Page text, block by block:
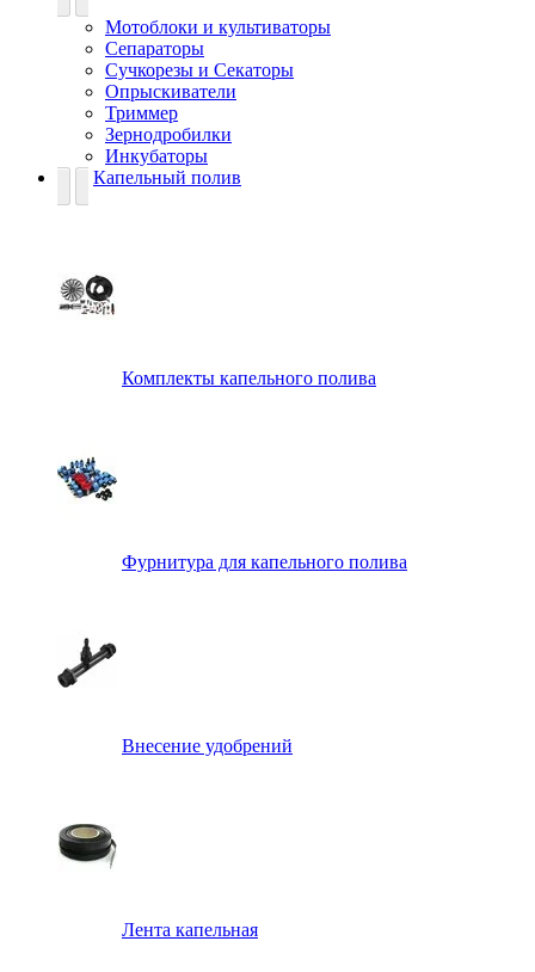
Мотоблоки и культиваторы
Сепараторы
Сучкорезы и Секаторы
Опрыскиватели
Триммер
Зернодробилки
Инкубаторы
Капельный полив
Комплекты капельного полива
Фурнитура для капельного полива
Внесение удобрений
Лента капельная